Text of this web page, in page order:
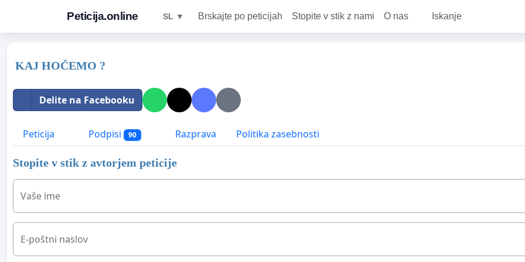
Peticija.online SL ▼ Brskajte po peticijah Stopite v stik z nami O nas Iskanje
KAJ HOČEMO ?
Delite na Facebooku
Peticija Podpisi 90 Razprava Politika zasebnosti
Stopite v stik z avtorjem peticije
Vaše ime
E-poštni naslov